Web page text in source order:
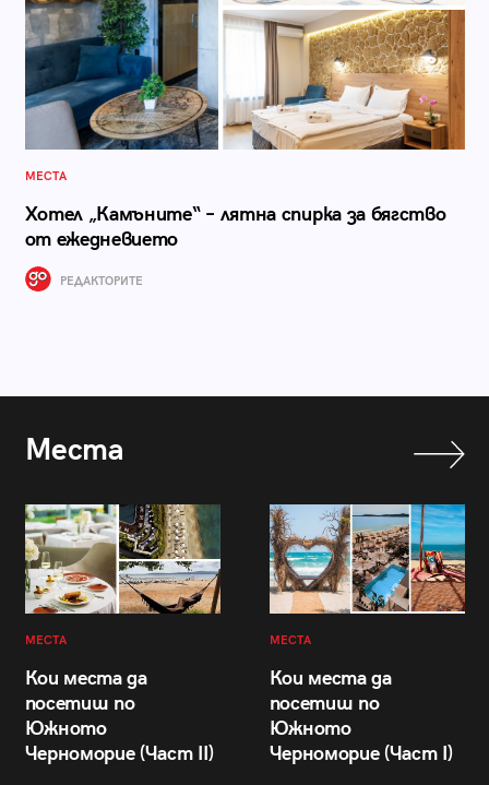
МЕСТА
Хотел „Камъните“ – лятна спирка за бягство
от ежедневието
РЕДАКТОРИТЕ
Места
МЕСТА
Кои места да
посетиш по
Южното
Черноморие (Част II)
МЕСТА
Кои места да
посетиш по
Южното
Черноморие (Част I)